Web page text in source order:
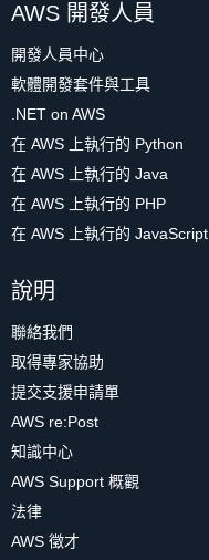
AWS 開發人員
開發人員中心
軟體開發套件與工具
.NET on AWS
在 AWS 上執行的 Python
在 AWS 上執行的 Java
在 AWS 上執行的 PHP
在 AWS 上執行的 JavaScript
說明
聯絡我們
取得專家協助
提交支援申請單
AWS re:Post
知識中心
AWS Support 概觀
法律
AWS 徵才